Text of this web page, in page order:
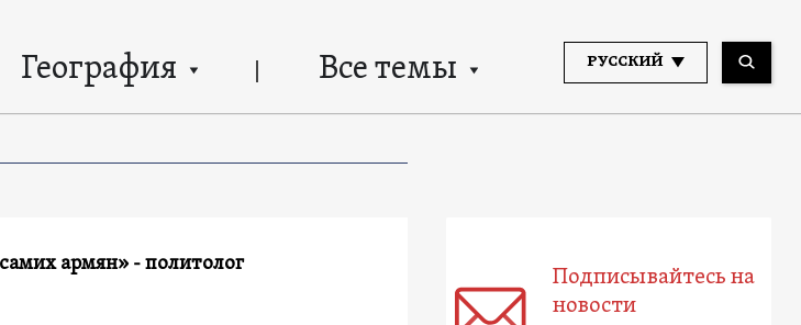
География Все темы РУССКИЙ
армян» - политолог
Подписывайтесь на
новости